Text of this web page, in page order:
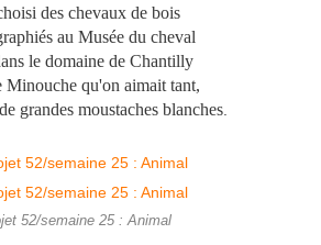
des chevaux de bois
au Musée du cheval
le domaine de Chantilly
Minouche qu'on aimait tant,
grandes moustaches blanches.
52/semaine 25 : Animal